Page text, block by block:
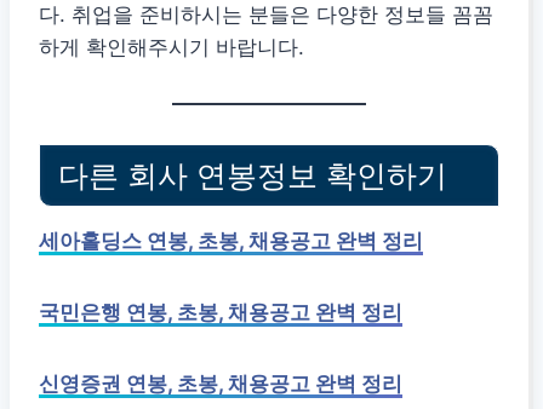
다. 취업을 준비하시는 분들은 다양한 정보들 꼼꼼
하게 확인해주시기 바랍니다.
다른 회사 연봉정보 확인하기
세아홀딩스 연봉, 초봉, 채용공고 완벽 정리
국민은행 연봉, 초봉, 채용공고 완벽 정리
신영증권 연봉, 초봉, 채용공고 완벽 정리